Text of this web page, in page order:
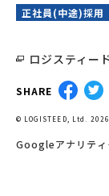
正社員(中途)採用
ロジスティー
SHARE
© LOGISTEED, Ltd.
Googleアナリティ